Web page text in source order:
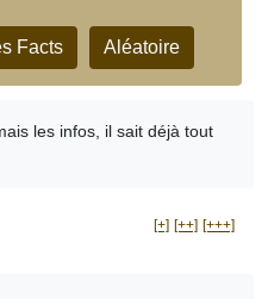
Facts Aléatoire
les infos, il sait déjà tout
[+] [++] [+++]